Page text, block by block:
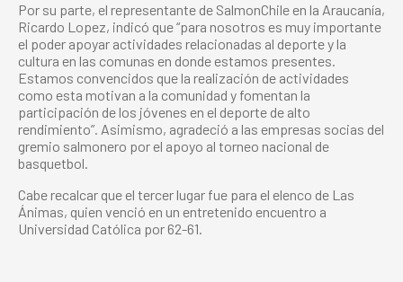
Por su parte, el representante de SalmonChile en la Araucanía,
Ricardo Lopez, indicó que “para nosotros es muy importante
el poder apoyar actividades relacionadas al deporte y la
cultura en las comunas en donde estamos presentes.
Estamos convencidos que la realización de actividades
como esta motivan a la comunidad y fomentan la
participación de los jóvenes en el deporte de alto
rendimiento”. Asimismo, agradeció a las empresas socias del
gremio salmonero por el apoyo al torneo nacional de
basquetbol.
Cabe recalcar que el tercer lugar fue para el elenco de Las
Ánimas, quien venció en un entretenido encuentro a
Universidad Católica por 62-61.